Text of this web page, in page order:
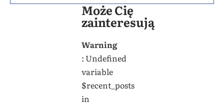
Może Cię
zainteresują
Warning
: Undefined
variable
$recent_posts
in